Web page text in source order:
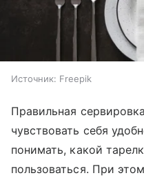
Источник: Freepik
Правильная
чувствовать себя
понимать, какой
пользоваться. При